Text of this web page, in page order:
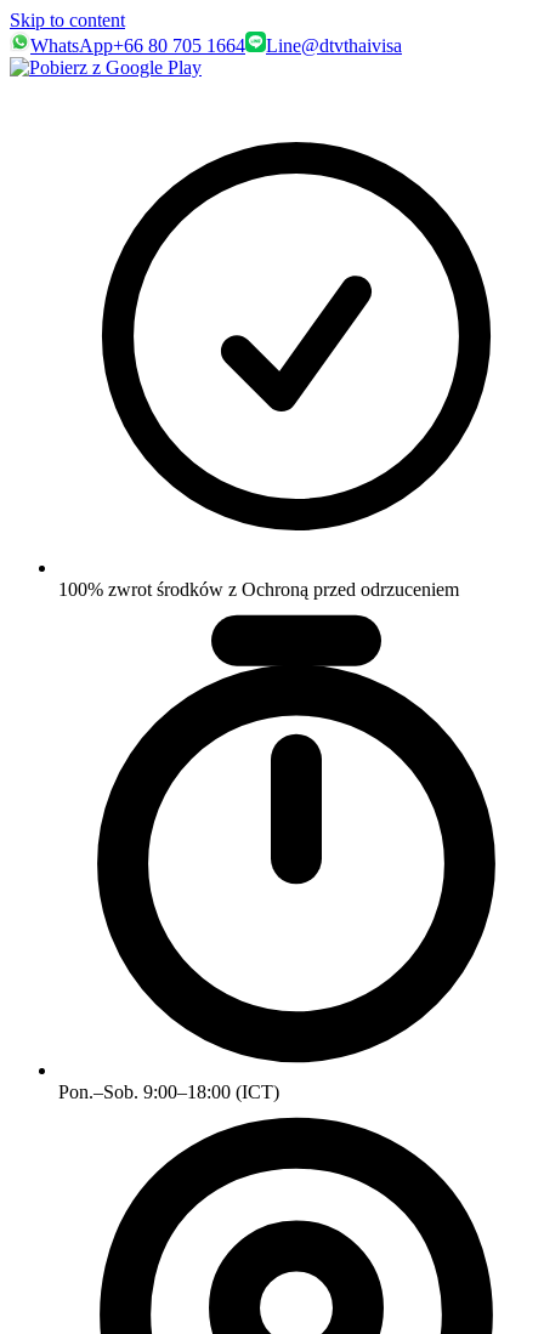
Skip to content
WhatsApp+66 80 705 1664 Line@dtvthaivisa
100% zwrot środków z Ochroną przed odrzuceniem
Pon.–Sob. 9:00–18:00 (ICT)